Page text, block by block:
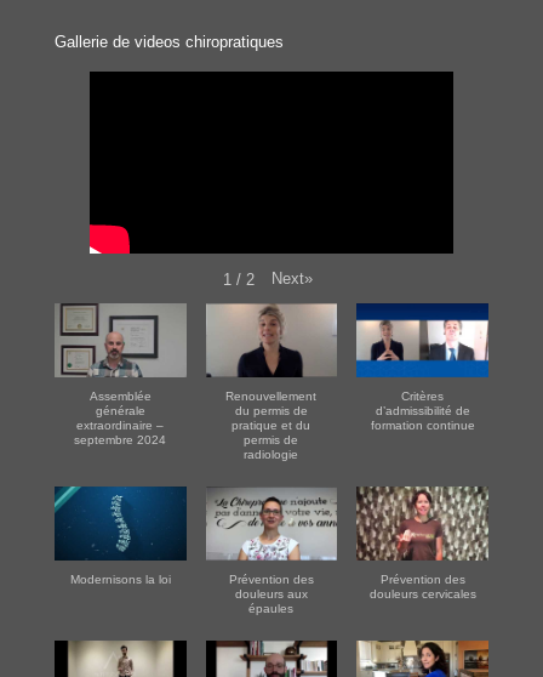
Gallerie de videos chiropratiques
1 / 2 Next»
Assemblée
générale
extraordinaire –
septembre 2024
Renouvellement
du permis de
pratique et du
permis de
radiologie
Critères
d’admissibilité de
formation continue
Modernisons la loi
Prévention des
douleurs aux
épaules
Prévention des
douleurs cervicales